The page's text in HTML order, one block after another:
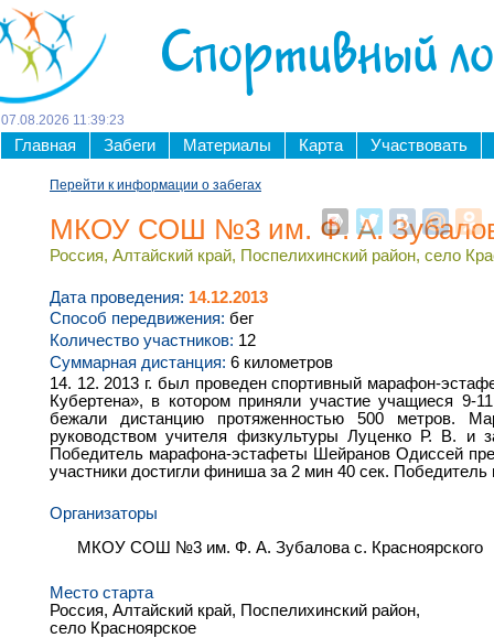
Спортивный
07 08 2026 11 :39:23
Главная Забеги Материалы Карта Участвовать
Перейти к информации о забегах
МКОУ СОШ №3 им. Ф. А.
Россия, Алтайский край, Поспелихинский район, село
Дата проведения: 14.12.2013
Способ передвижения: бег
Количество участников: 12
Суммарная дистанция: 6 километров
14. 12. 2013 г. был проведен спортивный марафон-
Кубертена», в котором приняли участие учащиеся 9-
бежали дистанцию протяженностью 500 метров.
руководством учителя физкультуры Луценко Р. В. и
Победитель марафона-эстафеты Шейранов Одиссей
участники достигли финиша за 2 мин 40 сек.
Организаторы
МКОУ СОШ №3 им. Ф. А. Зубалова с. Красноярского
Место старта
Россия, Алтайский край, Поспелихинский район,
село Красноярское